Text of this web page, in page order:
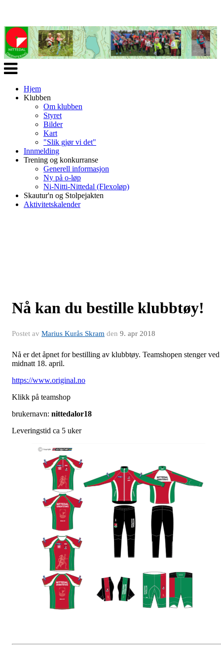
Veksle
navigasjon
Hjem
Klubben
Om klubben
Styret
Bilder
Kart
"Slik gjør vi det"
Innmelding
Trening og konkurranse
Generell informasjon
Ny på o-løp
Ni-Nitti-Nittedal (Flexoløp)
Skautur'n og Stolpejakten
Aktivitetskalender
Nå kan du bestille klubbtøy!
Postet av Marius Kurås Skram den 9. apr 2018
Nå er det åpnet for bestilling av klubbtøy. Teamshopen stenger ved
midnatt 18. april.
https://www.original.no
Klikk på teamshop
brukernavn: nittedalor18
Leveringstid ca 5 uker